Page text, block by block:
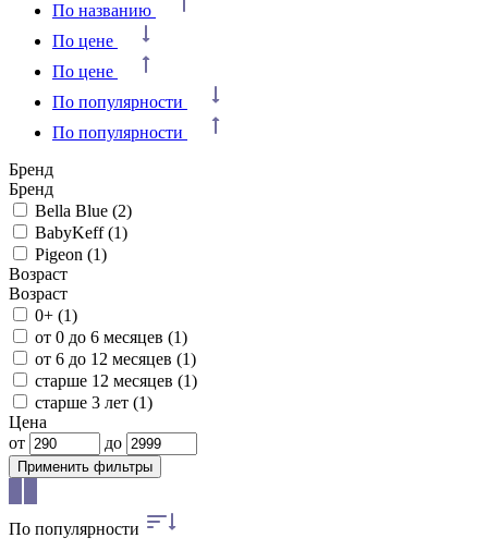
По названию
По цене
По цене
По популярности
По популярности
Бренд
Бренд
Bella Blue (2)
BabyKeff (1)
Pigeon (1)
Возраст
Возраст
0+ (1)
от 0 до 6 месяцев (1)
от 6 до 12 месяцев (1)
старше 12 месяцев (1)
старше 3 лет (1)
Цена
от
до
Применить фильтры
По популярности